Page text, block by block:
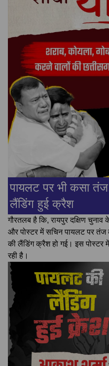
पायलट पर भी कसा
लैंडिंग हुई क्रैश
गौरतलब है कि, रायपुर दक्षिण
और पोस्टर में सचिन पायलट पर तंज
की लैंडिंग क्रैश हो गई। इस पोस्टर
रही है।